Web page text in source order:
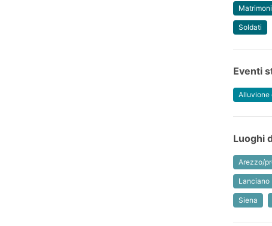
Soldati
Eventi
Alluvione
Luoghi
Arezzo/
Lanciano
Siena